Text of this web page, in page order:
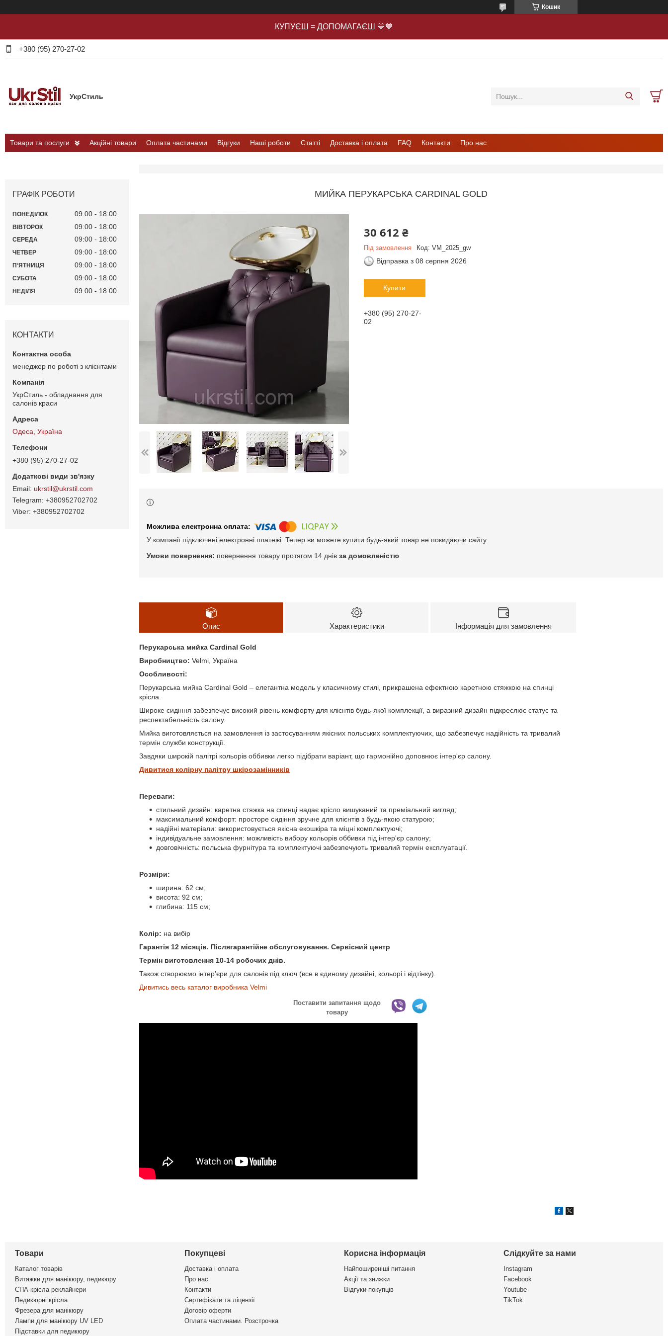
Кошик
КУПУЄШ = ДОПОМАГАЄШ 💛💙
+380 (95) 270-27-02
УкрСтиль
Товари та послуги Акційні товари Оплата частинами Відгуки Наші роботи Статті Доставка і оплата FAQ Контакти Про нас
МИЙКА ПЕРУКАРСЬКА CARDINAL GOLD
30 612 ₴
Під замовлення Код: VM_2025_gw
Відправка з 08 серпня 2026
Купити
+380 (95) 270-27-
02
У компанії підключені електронні платежі. Тепер ви можете купити будь-який товар не покидаючи сайту.
повернення товару протягом 14 днів за домовленістю
Опис Характеристики Інформація для замовлення
Перукарська мийка Cardinal Gold
Виробництво: Velmi, Україна
Особливості:
Перукарська мийка Cardinal Gold – елегантна модель у класичному стилі, прикрашена ефектною каретною стяжкою на спинці
крісла.
Широке сидіння забезпечує високий рівень комфорту для клієнтів будь-якої комплекції, а виразний дизайн підкреслює статус та
респектабельність салону.
Мийка виготовляється на замовлення із застосуванням якісних польських комплектуючих, що забезпечує надійність та тривалий
термін служби конструкції.
Завдяки широкій палітрі кольорів оббивки легко підібрати варіант, що гармонійно доповнює інтер'єр салону.
Дивитися колірну палітру шкірозамінників
Переваги:
стильний дизайн: каретна стяжка на спинці надає крісло вишуканий та преміальний вигляд;
максимальний комфорт: просторе сидіння зручне для клієнтів з будь-якою статурою;
надійні матеріали: використовується якісна екошкіра та міцні комплектуючі;
індивідуальне замовлення: можливість вибору кольорів оббивки під інтер'єр салону;
довговічність: польська фурнітура та комплектуючі забезпечують тривалий термін експлуатації.
Розміри:
ширина: 62 см;
висота: 92 см;
глибина: 115 см;
Колір: на вибір
Гарантія 12 місяців. Післягарантійне обслуговування. Сервісний центр
Термін виготовлення 10-14 робочих днів.
Також створюємо інтер'єри для салонів під ключ (все в єдиному дизайні, кольорі і відтінку).
Дивитись весь каталог виробника Velmi
Поставити запитання щодо
товару
ГРАФІК РОБОТИ
ПОНЕДІЛОК 09:00 18:00
ВІВТОРОК 09:00 18:00
СЕРЕДА 09:00 18:00
ЧЕТВЕР 09:00 18:00
ПʼЯТНИЦЯ 09:00 18:00
СУБОТА 09:00 18:00
НЕДІЛЯ 09:00 18:00
КОНТАКТИ
менеджер по роботі з клієнтами
УкрСтиль - обладнання для
салонів краси
Одеса, Україна
+380 (95) 270-27-02
ukrstil@ukrstil.com
+380952702702
+380952702702
Товари
Каталог товарів
Витяжки для манікюру, педикюру
СПА-крісла реклайнери
Педикюрні крісла
Фрезера для манікюру
Лампи для манікюру UV LED
Підставки для педикюру
Покупцеві
Доставка і оплата
Про нас
Контакти
Сертифікати та ліцензії
Договір оферти
Оплата частинами. Розстрочка
Корисна інформація
Найпоширеніші питання
Акції та знижки
Відгуки покупців
Слідкуйте за нами
Instagram
Facebook
Youtube
TikTok